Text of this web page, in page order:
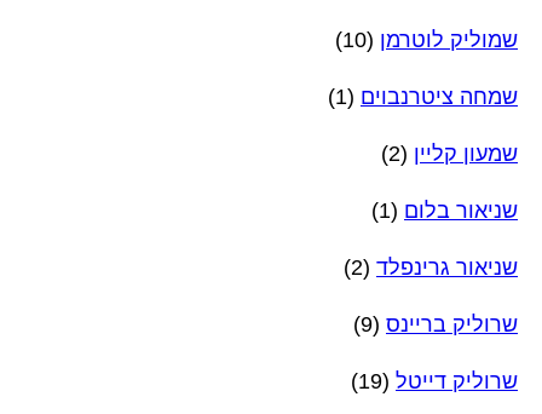
שמוליק לוטרמן (10)
שמחה ציטרנבוים (1)
שמעון קליין (2)
שניאור בלום (1)
שניאור גרינפלד (2)
שרוליק בריינס (9)
שרוליק דייטל (19)